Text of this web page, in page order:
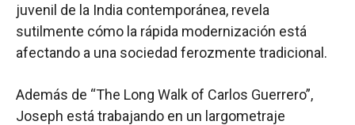
juvenil de la India contemporánea, revela
sutilmente cómo la rápida modernización está
afectando a una sociedad ferozmente tradicional.
Además de “The Long Walk of Carlos Guerrero”,
Joseph está trabajando en un largometraje